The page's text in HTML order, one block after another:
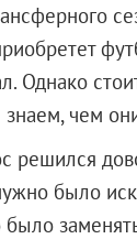
Однако
чем
решился
было
было